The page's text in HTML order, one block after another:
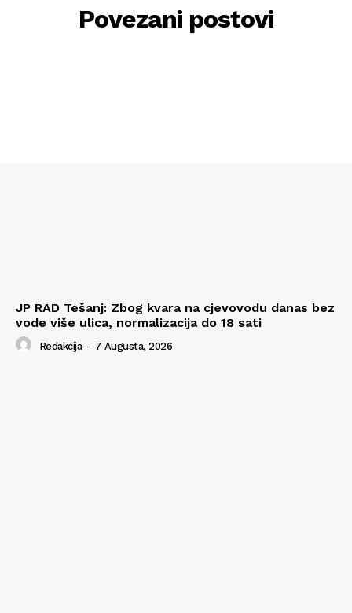
Povezani postovi
JP RAD Tešanj: Zbog kvara na cjevovodu danas bez
vode više ulica, normalizacija do 18 sati
Redakcija - 7 Augusta, 2026